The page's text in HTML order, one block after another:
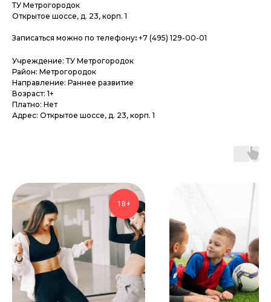
ТУ Метрогородок
Открытое шоссе, д. 23, корп. 1
Записаться можно по телефону: +7 (495) 129-00-01
Учреждение: ТУ Метрогородок
Район: Метрогородок
Направление: Раннее развитие
Возраст: 1+
Платно: Нет
Адрес: Открытое шоссе, д. 23, корп. 1
18+